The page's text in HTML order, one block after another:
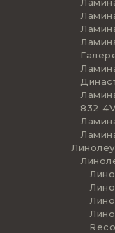
832 4V